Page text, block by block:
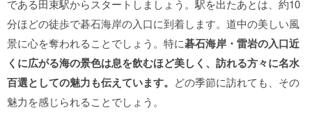
である田束駅からスタートしましょう。駅を出たあとは、約10
分ほどの徒歩で碁石海岸の入口に到着します。道中の美しい風
景に心を奪われることでしょう。特に碁石海岸・雷岩の入口近
くに広がる海の景色は息を飲むほど美しく、訪れる方々に名水
百選としての魅力も伝えています。 どの季節に訪れても、その
魅力を感じられることでしょう。